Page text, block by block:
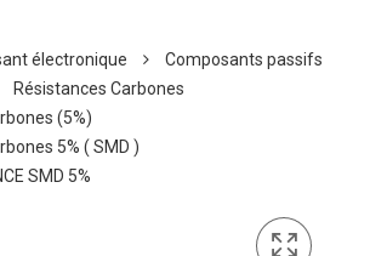
électronique
Composants passifs
Résistances Carbones
(5%)
5% ( SMD )
SMD 5%